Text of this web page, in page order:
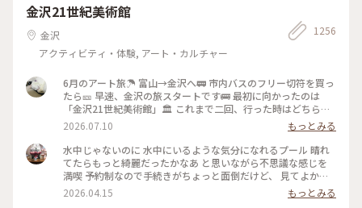
金沢21世紀美術館
金沢
アクティビティ・体験, アート・カルチャー
1256
6月のアート旅☂️ 富山→金沢へ🚃 市内バスのフリー切符を買っ
たら🎫 早速、金沢の旅スタートです🚌 最初に向かったのは
「金沢21世紀美術館」🏛️ これまで二回、行った時はどちらも
休館日😱 今回初めて、あのスイミングプールも見ることが 出
来ました🏊🏊 ただ私は一人(笑)なのでプールに入っても上から
写真は撮れないよね⁉️と、、、 なので上から下の人達を見て楽
しみました😂 修学旅行かな❓の子供達の同行者の様に…🤣 混ま
ないうちにと午前中に来たので そこまで混雑してなくゆっく
紀美術館#スイミングプール #金沢市内バスフリー切符
2026.07.10
もっとみる
水中じゃないのに 水中にいるような気分になれるプール 晴れ
てたらもっと綺麗だったかなあ と思いながら不思議な感じを
満喫 予約制なので手続きがちょっと面倒だけど、 見てよかっ
た #ちいさな列車旅 #金沢#金沢21世紀美術館#プール #現代ア
ート
2026.04.15
もっとみる